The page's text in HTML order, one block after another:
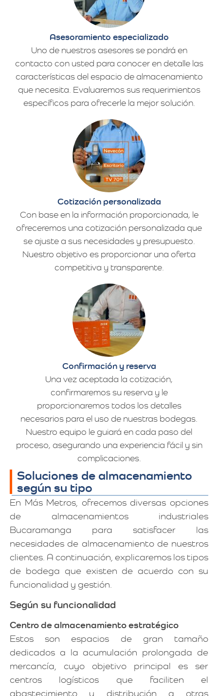
Asesoramiento especializado
Uno de nuestros asesores se pondrá en
contacto con usted para conocer en detalle las
características del espacio de almacenamiento
que necesita. Evaluaremos sus requerimientos
específicos para ofrecerle la mejor solución.
Cotización personalizada
Con base en la información proporcionada, le
ofreceremos una cotización personalizada que
se ajuste a sus necesidades y presupuesto.
Nuestro objetivo es proporcionar una oferta
competitiva y transparente.
Confirmación y reserva
Una vez aceptada la cotización,
confirmaremos su reserva y le
proporcionaremos todos los detalles
necesarios para el uso de nuestras bodegas.
Nuestro equipo le guiará en cada paso del
proceso, asegurando una experiencia fácil y sin
complicaciones.
Soluciones de almacenamiento
según su tipo
En Más Metros, ofrecemos diversas opciones
de almacenamientos industriales
Bucaramanga para satisfacer las
necesidades de almacenamiento de nuestros
clientes. A continuación, explicaremos los tipos
de bodega que existen de acuerdo con su
funcionalidad y gestión.
Según su funcionalidad
Centro de almacenamiento estratégico
Estos son espacios de gran tamaño
dedicados a la acumulación prolongada de
mercancía, cuyo objetivo principal es ser
centros logísticos que faciliten el
abastecimiento y distribución a otras